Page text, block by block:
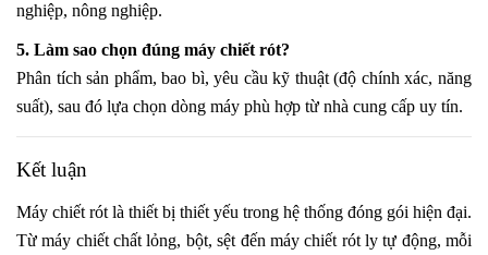
nghiệp, nông nghiệp.
5. Làm sao chọn đúng máy chiết rót?
Phân tích sản phẩm, bao bì, yêu cầu kỹ thuật (độ chính xác, năng
suất), sau đó lựa chọn dòng máy phù hợp từ nhà cung cấp uy tín.
Kết luận
Máy chiết rót là thiết bị thiết yếu trong hệ thống đóng gói hiện đại.
Từ máy chiết chất lỏng, bột, sệt đến máy chiết rót ly tự động, mỗi